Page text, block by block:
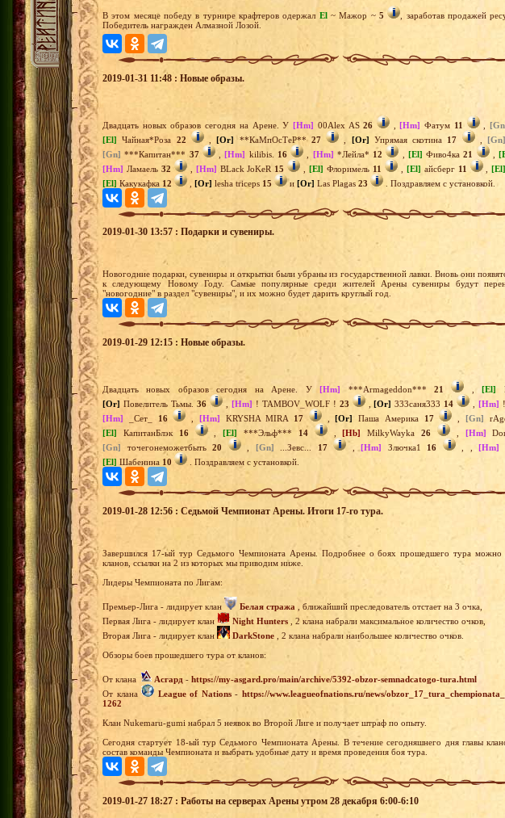
В этом месяце победу в турнире крафтеров одержал El~ Мажор ~5
, заработав продажей
Победитель награжден Алмазной Лозой.
2019-01-31 11:48 : Новые образы.
Двадцать новых образов сегодня на Арене. У[Hm] 00Alex AS26 ,[Hm] Фатум 11 ,
[El] Чайная*Роза 22 ,[Or] **КаМпОсТеР** 27 [Or] Упрямая скотина 17 , [Gn]
[Gn] ***Капитан*** 37 ,[Hm] kilibis. 16 [Hm] *Лейла* 12 [El] Фиво4ка21 ,
[Hm] Ламаель 32 , [Hm] BLack JoKeR 15 ,[El] Флоримель 11 , [El] айсберг 11 ,[El]
[El] Какукафка 12 [Or] lesha triceps 15 и [Or] Las Plagas 23 . Поздравляем с установкой.
2019-01-30 13:57 : Подарки и сувениры.
Новогодние подарки, сувениры и открытки были убраны из государственной лавки. Вновь они
к следующему Новому Году. Самые популярные среди жителей Арены сувениры будут
"новогодние" в раздел "сувениры", и их можно будет дарить круглый год.
2019-01-29 12:15 : Новые образы.
Двадцать новых образов сегодня на Арене. У [Hm] ***Armageddon*** 21 , [El]
[Or] Повелитель Тьмы. 36 , [Hm] ! TAMBOV_WOLF ! 23 , [Or] 333саня333 14 , [Hm]
[Hm]
_Сет_ 16 , [Hm] KRYSHA MIRA 17 , [Or] Паша Америка 17 , [Gn]
[El]
КапитанБлэк 16 , [El] ***Эльф*** 14 , [Hb] MilkyWayka26 , [Hm]
[Gn]
точегонеможетбыть 20 , [Gn] ...Зевс... 17 , [Hm] Злючка1 16 , , [Hm]
[El] Шабенина 10 . Поздравляем с установкой.
2019-01-28 12:56 : Седьмой Чемпионат Арены. Итоги 17-го тура.
Завершился 17-ый тур Седьмого Чемпионата Арены. Подробнее о боях прошедшего тура можно
кланов, ссылки на 2 из которых мы приводим ниже.
Лидеры Чемпионата по Лигам:
Премьер-Лига - лидирует клан Белая стража , ближайший преследователь отстает на 3 очка,
Первая Лига - лидирует клан
Night Hunters , 2 клана набрали максимальное количество очков,
Вторая Лига - лидирует клан
DarkStone , 2 клана набрали наибольшее количество очков.
Обзоры боев прошедшего тура от кланов:
От клана Асгард - https://my-asgard.pro/main/archive/5392-obzor-semnadcatogo-tura.html
От клана
League of Nations-https://www.leagueofnations.ru/news/
1262
Клан Nukemaru-gumi набрал 5 неявок во Второй Лиге и получает штраф по опыту.
Сегодня стартует 18-ый тур Седьмого Чемпионата Арены. В течение сегодняшнего дня главы
состав команды Чемпионата и выбрать удобные дату и время проведения боя тура.
2019-01-27 18:27 : Работы на серверах Арены утром 28 декабря 6:00-6:10